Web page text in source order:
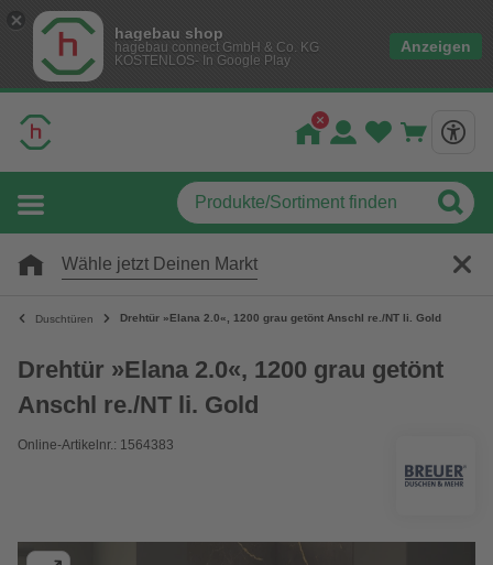
hagebau shop
hagebau connect GmbH & Co. KG
KOSTENLOS- In Google Play
Anzeigen
Wähle jetzt Deinen Markt
Duschtüren Drehtür »Elana 2.0«, 1200 grau getönt Anschl re./NT li. Gold
Drehtür »Elana 2.0«, 1200 grau getönt
Anschl re./NT li. Gold
Online-Artikelnr.: 1564383